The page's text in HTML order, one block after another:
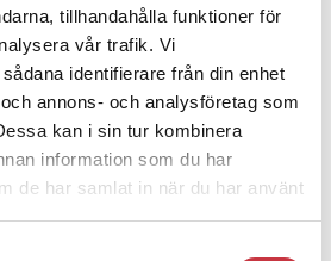
tillhandahålla funktioner för
vår trafik. Vi
identifierare från din enhet
annons- och analysföretag som
kan i sin tur kombinera
information som du har
de har samlat in när du har använt
Snart 20 år i tjänst
han lära sig grunderna
erkänner fel: ”Kommer